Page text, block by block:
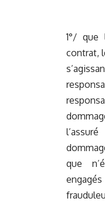
1°/
contrat,
que